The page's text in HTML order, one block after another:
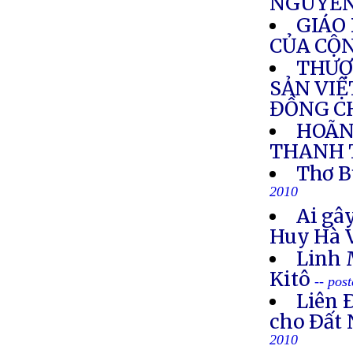
GIÁO
CỦA
SẢN
ĐỒNG
THANH
Thơ
2010
Ai
Huy Hà
Linh
Kitô --
Liên
cho Ðất
2010